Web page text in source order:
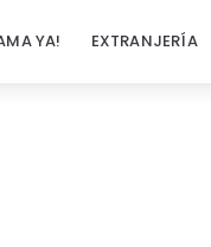
YA! EXTRANJERÍA